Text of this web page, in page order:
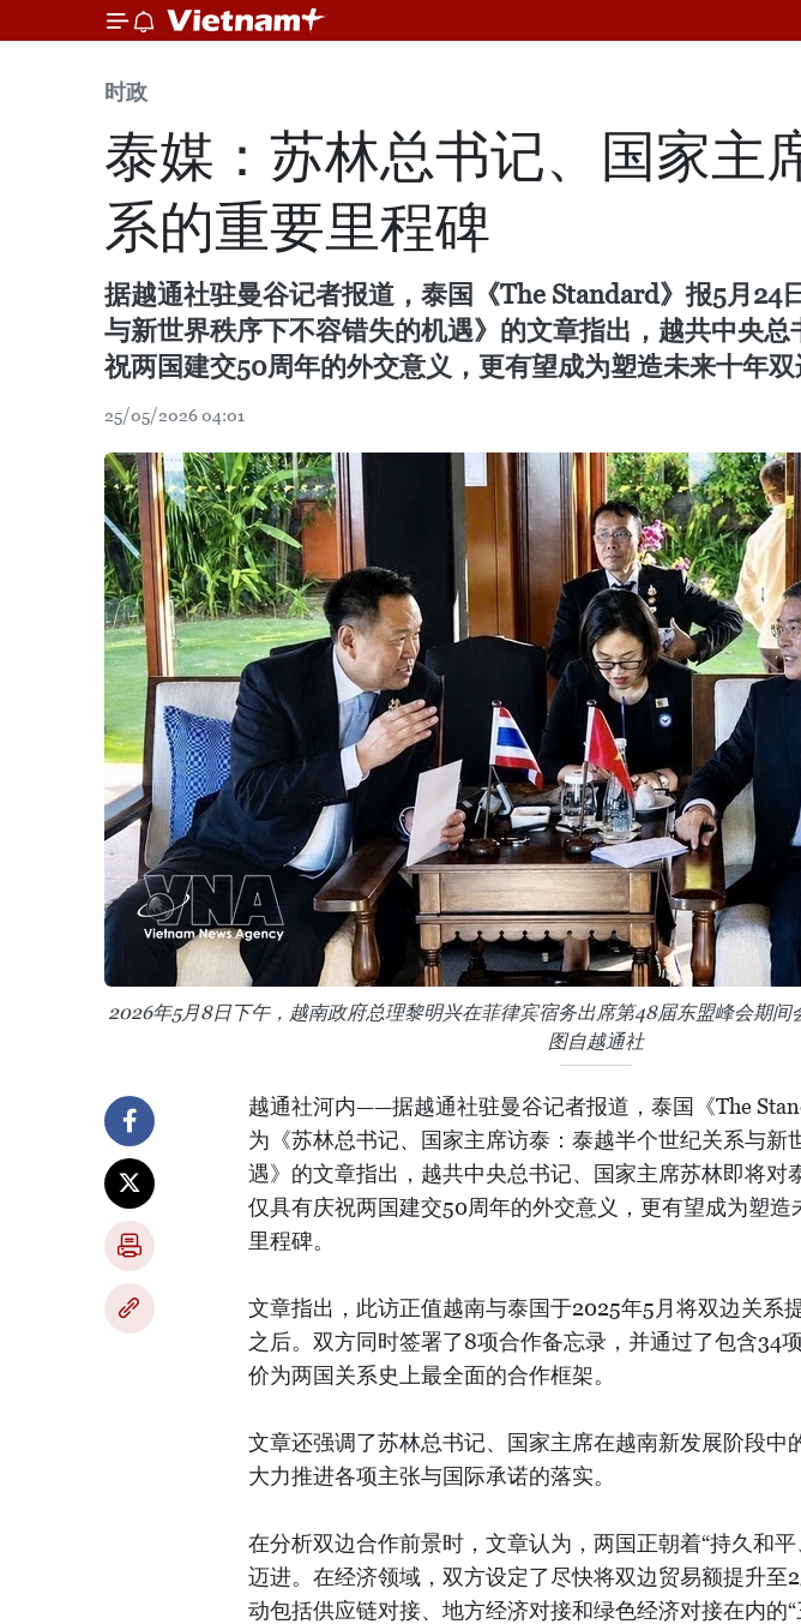
时政
泰媒：苏林总书记、国家主
系的重要里程碑
据越通社驻曼谷记者报道，泰国《The Standard》报5月
与新世界秩序下不容错失的机遇》的文章指出，越共中央
祝两国建交50周年的外交意义，更有望成为塑造未来十年双
25/05/2026 04:01
2026年5月8日下午，越南政府总理黎明兴在菲律宾宿务出席第48届东盟峰会期间
图自越通社
越通社河内——据越通社驻曼谷记者报道，泰国《The
为《苏林总书记、国家主席访泰：泰越半个世纪关系与新
遇》的文章指出，越共中央总书记、国家主席苏林即将对
仅具有庆祝两国建交50周年的外交意义，更有望成为塑造
里程碑。
文章指出，此访正值越南与泰国于2025年5月将双边关系
之后。双方同时签署了8项合作备忘录，并通过了包含34
价为两国关系史上最全面的合作框架。
文章还强调了苏林总书记、国家主席在越南新发展阶段中
大力推进各项主张与国际承诺的落实。
在分析双边合作前景时，文章认为，两国正朝着“持久和
迈进。在经济领域，双方设定了尽快将双边贸易额提升至
动包括供应链对接、地方经济对接和绿色经济对接在内的“